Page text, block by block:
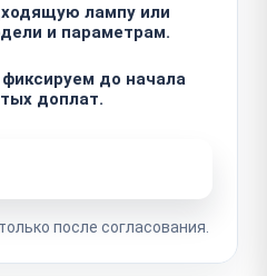
лампу или
и параметрам.
до начала
доплат.
после согласования.